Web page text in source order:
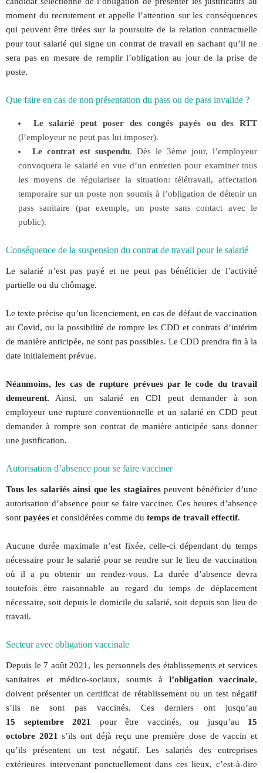
moment du recrutement et appelle l’attention sur les conséquences
qui peuvent être tirées sur la poursuite de la relation contractuelle
pour tout salarié qui signe un contrat de travail en sachant qu’il ne
sera pas en mesure de remplir l’obligation au jour de la prise de
poste.
Que faire en cas de non présentation du pass ou de pass invalide ?
Le salarié peut poser des congés payés ou des RTT
(l’employeur ne peut pas lui imposer).
Le contrat est suspendu. Dès le 3ème jour, l’employeur
convoquera le salarié en vue d’un entretien pour examiner tous
les moyens de régulariser la situation: télétravail, affectation
temporaire sur un poste non soumis à l’obligation de détenir un
pass sanitaire (par exemple, un poste sans contact avec le
public).
Conséquence de la suspension du contrat de travail pour le salarié
Le salarié n’est pas payé et ne peut pas bénéficier de l’activité
partielle ou du chômage.
Le texte précise qu’un licenciement, en cas de défaut de vaccination
au Covid, ou la possibilité de rompre les CDD et contrats d’intérim
de manière anticipée, ne sont pas possibles. Le CDD prendra fin à la
date initialement prévue.
Néanmoins, les cas de rupture prévues par le code du travail
demeurent. Ainsi, un salarié en CDI peut demander à son
employeur une rupture conventionnelle et un salarié en CDD peut
demander à rompre son contrat de manière anticipée sans donner
une justification.
Autorisation d’absence pour se faire vacciner
Tous les salariés ainsi que les stagiairespeuvent bénéficier d’une
autorisation d’absence pour se faire vacciner. Ces heures d’absence
sont payées et considérées comme du temps de travail effectif.
Aucune durée maximale n’est fixée, celle-ci dépendant du temps
nécessaire pour le salarié pour se rendre sur le lieu de vaccination
où il a pu obtenir un rendez-vous. La durée d’absence devra
toutefois être raisonnable au regard du temps de déplacement
nécessaire, soit depuis le domicile du salarié, soit depuis son lieu de
travail.
Secteur avec obligation vaccinale
Depuis le 7 août 2021, les personnels des établissements et services
sanitaires et médico-sociaux, soumis à l’obligation vaccinale,
doivent présenter un certificat de rétablissement ou un test négatif
s’ils ne sont pas vaccinés. Ces derniers ont jusqu’au
15 septembre 2021
pour être vaccinés, ou jusqu’au 15
octobre 2021 s’ils ont déjà reçu une première dose de vaccin et
qu’ils présentent un test négatif. Les salariés des entreprises
extérieures intervenant ponctuellement dans ces lieux, c’est-à-dire